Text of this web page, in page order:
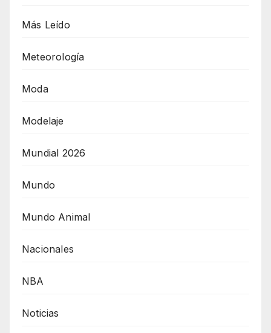
Más Leído
Meteorología
Moda
Modelaje
Mundial 2026
Mundo
Mundo Animal
Nacionales
NBA
Noticias